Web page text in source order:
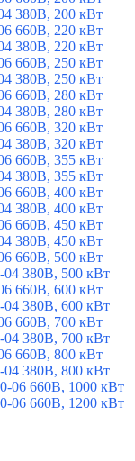
380В, 200 кВт
660В, 220 кВт
380В, 220 кВт
660В, 250 кВт
380В, 250 кВт
660В, 280 кВт
380В, 280 кВт
660В, 320 кВт
380В, 320 кВт
660В, 355 кВт
380В, 355 кВт
660В, 400 кВт
380В, 400 кВт
660В, 450 кВт
380В, 450 кВт
660В, 500 кВт
380В, 500 кВт
660В, 600 кВт
380В, 600 кВт
660В, 700 кВт
380В, 700 кВт
660В, 800 кВт
380В, 800 кВт
06 660В, 1000 кВт
06 660В, 1200 кВт